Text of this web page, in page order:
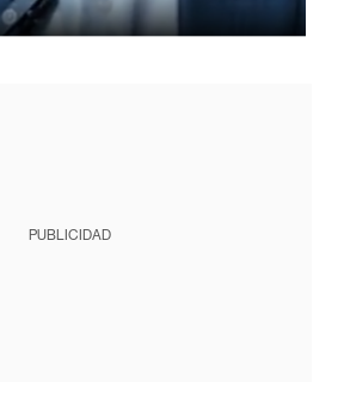
PUBLICIDAD